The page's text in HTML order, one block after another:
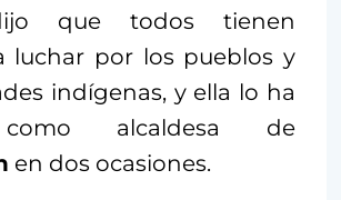
que todos tienen
luchar por los pueblos y
indígenas, y ella lo ha
alcaldesa de
en dos ocasiones.